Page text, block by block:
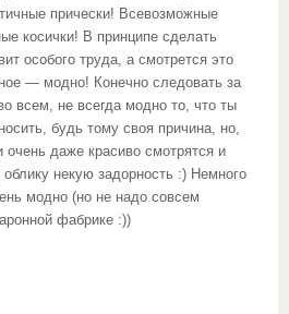
прически! Всевозможные
косички! В принципе сделать
особого труда, а смотрется это
— модно! Конечно следовать за
всем, не всегда модно то, что ты
будь тому своя причина, но,
очень даже красиво смотрятся и
некую задорность :) Немного
модно (но не надо совсем
фабрике :))